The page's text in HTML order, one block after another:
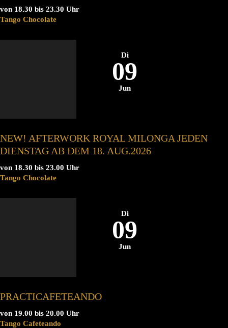
von 18.30 bis 23.30 Uhr
Tango Chocolate
Di
09
Jun
NEW! AFTERWORK ROYAL MILONGA JEDEN
DIENSTAG AB DEM 18. AUG.2026
von 18.30 bis 23.00 Uhr
Tango Chocolate
Di
09
Jun
PRACTICAFETEANDO
von 19.00 bis 20.00 Uhr
Tango Cafeteando